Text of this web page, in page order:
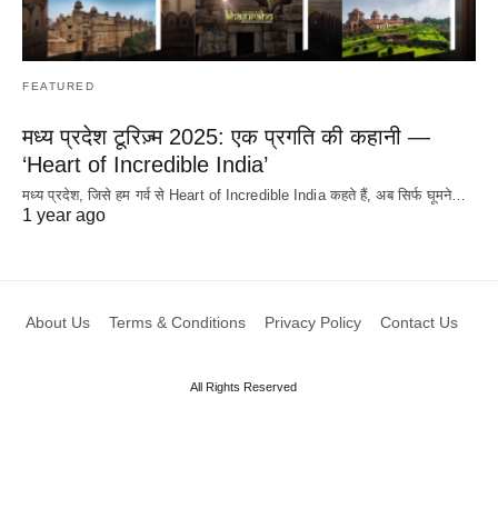
FEATURED
मध्य प्रदेश टूरिज़्म 2025: एक प्रगति की कहानी —
‘Heart of Incredible India’
मध्य प्रदेश, जिसे हम गर्व से Heart of Incredible India कहते हैं, अब सिर्फ घूमने…
1 year ago
About Us Terms & Conditions Privacy Policy Contact Us
All Rights Reserved